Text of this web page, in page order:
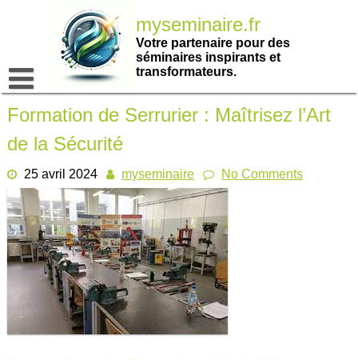
myseminaire.fr
Votre partenaire pour des
séminaires inspirants et
transformateurs.
Formation de Serrurier : Maîtrisez l’Art
de la Sécurité
25 avril 2024 myseminaire No Comments